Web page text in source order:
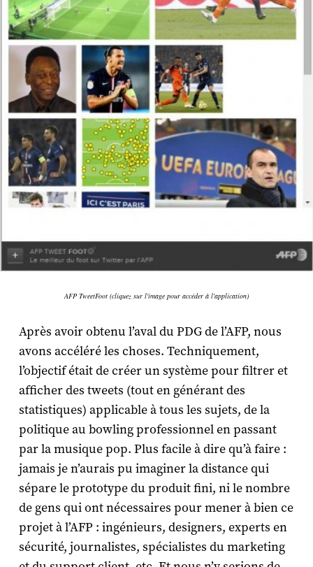
AFP TweetFoot (cliquez sur l'image pour accéder à l'application)
Après avoir obtenu l’aval du PDG de l’AFP, nous
avons accéléré les choses. Techniquement,
l’objectif était de créer un système pour filtrer et
afficher des tweets (tout en générant des
statistiques) applicable à tous les sujets, de la
politique au bowling professionnel en passant
par la musique pop. Plus facile à dire qu’à faire :
jamais je n’aurais pu imaginer la distance qui
sépare le prototype du produit fini, ni le nombre
de gens qui ont nécessaires pour mener à bien ce
projet à l’AFP : ingénieurs, designers, experts en
sécurité, journalistes, spécialistes du marketing